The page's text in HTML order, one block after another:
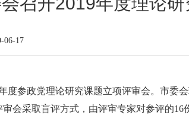
06-17
度参政党理论研究课题立项评审会。市委
会采取盲评方式，由评审专家对参评的